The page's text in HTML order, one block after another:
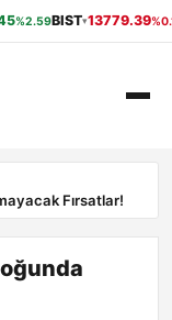
%2.59BIST▾13779.39
Fırsatlar!